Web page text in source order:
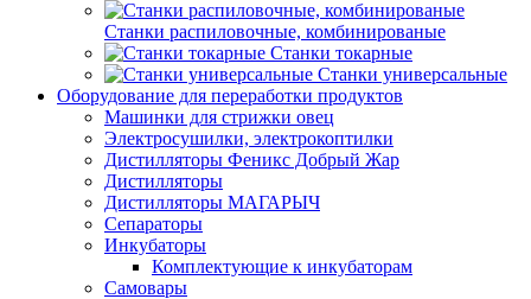
Станки распиловочные, комбинированые
Станки токарные
Станки универсальные
Оборудование для переработки продуктов
Машинки для стрижки овец
Электросушилки, электрокоптилки
Дистилляторы Феникс Добрый Жар
Дистилляторы
Дистилляторы МАГАРЫЧ
Сепараторы
Инкубаторы
Комплектующие к инкубаторам
Самовары